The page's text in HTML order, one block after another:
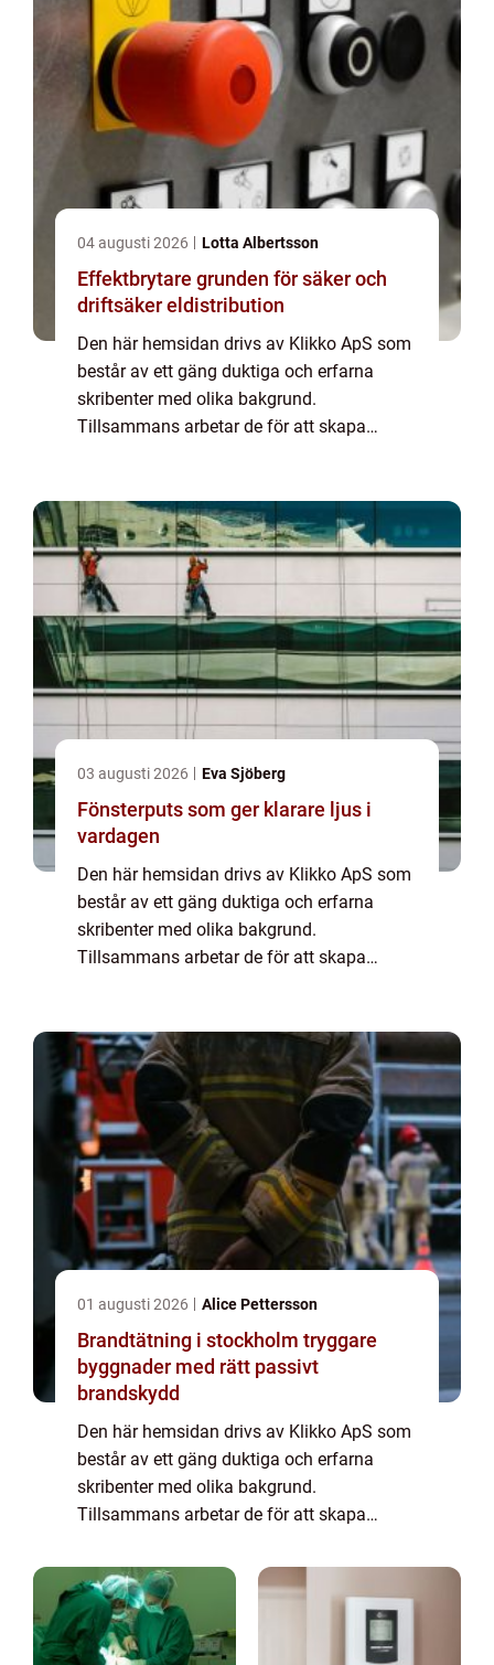
04 augusti 2026 Lotta Albertsson
Effektbrytare grunden för säker och
driftsäker eldistribution
Den här hemsidan drivs av Klikko ApS som
består av ett gäng duktiga och erfarna
skribenter med olika bakgrund.
Tillsammans arbetar de för att skapa
massa olika ...
03 augusti 2026 Eva Sjöberg
Fönsterputs som ger klarare ljus i
vardagen
Den här hemsidan drivs av Klikko ApS som
består av ett gäng duktiga och erfarna
skribenter med olika bakgrund.
Tillsammans arbetar de för att skapa
massa olika ...
01 augusti 2026 Alice Pettersson
Brandtätning i stockholm tryggare
byggnader med rätt passivt
brandskydd
Den här hemsidan drivs av Klikko ApS som
består av ett gäng duktiga och erfarna
skribenter med olika bakgrund.
Tillsammans arbetar de för att skapa
utmanande det är att läsa och genomgå en
massa olika ...